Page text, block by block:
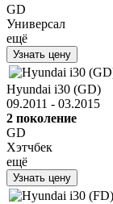
GD
Универсал
ещё
Узнать цену
Hyundai i30 (GD)
09.2011 - 03.2015
2 поколение
GD
Хэтчбек
ещё
Узнать цену